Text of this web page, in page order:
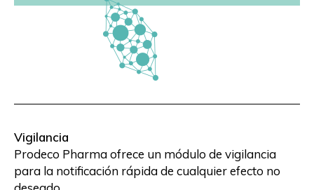
Vigilancia
Prodeco Pharma ofrece un módulo de vigilancia
para la notificación rápida de cualquier efecto no